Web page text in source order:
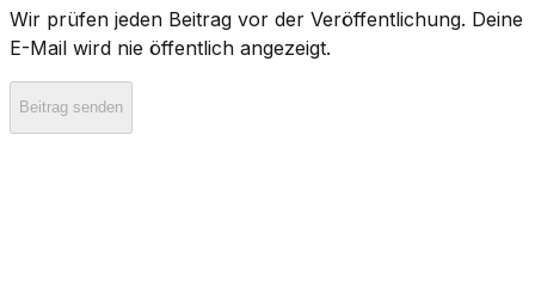
Wir prüfen jeden Beitrag vor der Veröffentlichung. Deine
E-Mail wird nie öffentlich angezeigt.
Beitrag senden